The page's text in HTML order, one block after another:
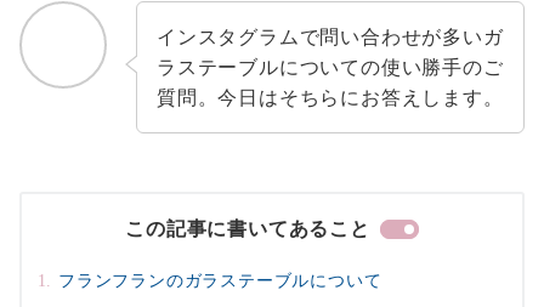
インスタグラムで問い合わせが多いガ
ラステーブルについての使い勝手のご
質問。今日はそちらにお答えします。
この記事に書いてあること
フランフランのガラステーブルについて